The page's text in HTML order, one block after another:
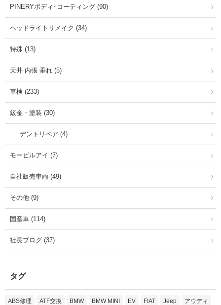
PINERYボディ･コーティング (90)
ヘッドライトリメイク (34)
特殊 (13)
天井 内張 垂れ (5)
車検 (233)
鈑金・塗装 (30)
デントリペア (4)
モービルアイ (7)
自社販売車両 (49)
その他 (9)
国産車 (114)
社長ブログ (37)
タグ
ABS修理 ATF交換 BMW BMW MINI EV FIAT Jeep アウディ